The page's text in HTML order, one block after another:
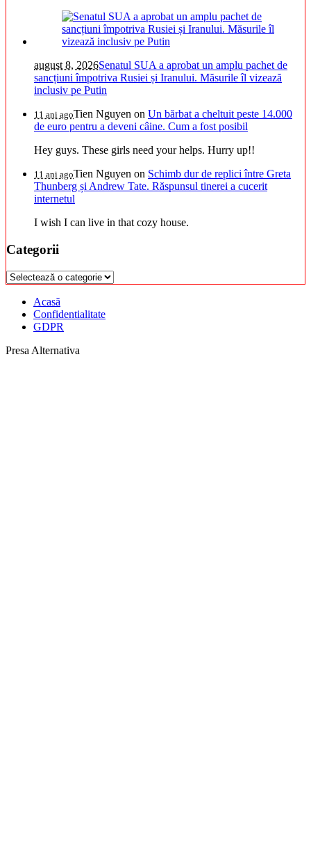
august 8, 2026Senatul SUA a aprobat un amplu pachet de
sancțiuni împotriva Rusiei și Iranului. Măsurile îl vizează
inclusiv pe Putin
11 ani agoTien Nguyen on Un bărbat a cheltuit peste 14.000
de euro pentru a deveni câine. Cum a fost posibil
Hey guys. These girls need your helps. Hurry up!!
11 ani agoTien Nguyen on Schimb dur de replici între Greta
Thunberg și Andrew Tate. Răspunsul tinerei a cucerit
internetul
I wish I can live in that cozy house.
Categorii
Categorii
Acasă
Confidentialitate
GDPR
Presa Alternativa